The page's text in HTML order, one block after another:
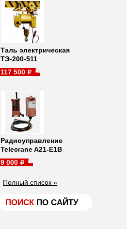
Таль электрическая
ТЭ-200-511
117 500 a
Радиоуправление
Telecrane A21-E1B
9 000 a
Полный список »
ПОИСКПО САЙТУ